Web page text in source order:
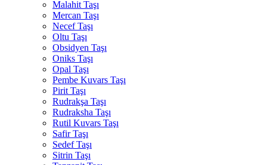
Malahit Taşı
Mercan Taşı
Necef Taşı
Oltu Taşı
Obsidyen Taşı
Oniks Taşı
Opal Taşı
Pembe Kuvars Taşı
Pirit Taşı
Rudrakşa Taşı
Rudraksha Taşı
Rutil Kuvars Taşı
Safir Taşı
Sedef Taşı
Sitrin Taşı